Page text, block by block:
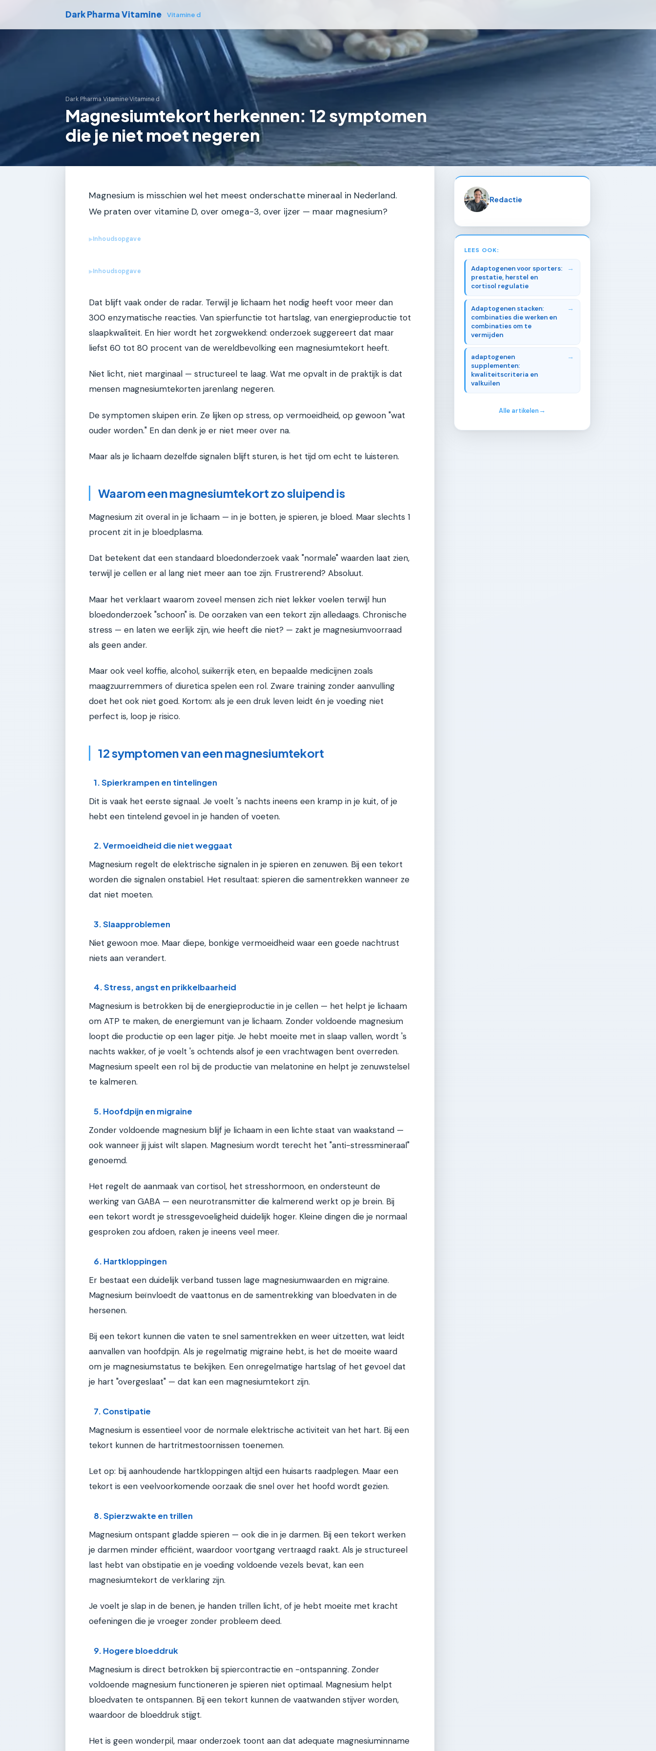
Dark Pharma Vitamine Vitamine d
Dark Pharma Vitamine›Vitamine d
Magnesiumtekort herkennen: 12 symptomen
die je niet moet negeren
Magnesium is misschien wel het meest onderschatte mineraal in Nederland.
We praten over vitamine D, over omega-3, over ijzer — maar magnesium?
▶Inhoudsopgave
▶Inhoudsopgave
Dat blijft vaak onder de radar. Terwijl je lichaam het nodig heeft voor meer dan
300 enzymatische reacties. Van spierfunctie tot hartslag, van energieproductie tot
slaapkwaliteit. En hier wordt het zorgwekkend: onderzoek suggereert dat maar
liefst 60 tot 80 procent van de wereldbevolking een magnesiumtekort heeft.
Niet licht, niet marginaal — structureel te laag. Wat me opvalt in de praktijk is dat
mensen magnesiumtekorten jarenlang negeren.
De symptomen sluipen erin. Ze lijken op stress, op vermoeidheid, op gewoon "wat
ouder worden." En dan denk je er niet meer over na.
Maar als je lichaam dezelfde signalen blijft sturen, is het tijd om echt te luisteren.
Waarom een magnesiumtekort zo sluipend is
Magnesium zit overal in je lichaam — in je botten, je spieren, je bloed. Maar slechts 1
procent zit in je bloedplasma.
Dat betekent dat een standaard bloedonderzoek vaak "normale" waarden laat zien,
terwijl je cellen er al lang niet meer aan toe zijn. Frustrerend? Absoluut.
Maar het verklaart waarom zoveel mensen zich niet lekker voelen terwijl hun
bloedonderzoek "schoon" is. De oorzaken van een tekort zijn alledaags. Chronische
stress — en laten we eerlijk zijn, wie heeft die niet? — zakt je magnesiumvoorraad
als geen ander.
Maar ook veel koffie, alcohol, suikerrijk eten, en bepaalde medicijnen zoals
maagzuurremmers of diuretica spelen een rol. Zware training zonder aanvulling
doet het ook niet goed. Kortom: als je een druk leven leidt én je voeding niet
perfect is, loop je risico.
12 symptomen van een magnesiumtekort
1. Spierkrampen en tintelingen
Dit is vaak het eerste signaal. Je voelt 's nachts ineens een kramp in je kuit, of je
hebt een tintelend gevoel in je handen of voeten.
2. Vermoeidheid die niet weggaat
Magnesium regelt de elektrische signalen in je spieren en zenuwen. Bij een tekort
worden die signalen onstabiel. Het resultaat: spieren die samentrekken wanneer ze
dat niet moeten.
3. Slaapproblemen
Niet gewoon moe. Maar diepe, bonkige vermoeidheid waar een goede nachtrust
niets aan verandert.
4. Stress, angst en prikkelbaarheid
Magnesium is betrokken bij de energieproductie in je cellen — het helpt je lichaam
om ATP te maken, de energiemunt van je lichaam. Zonder voldoende magnesium
loopt die productie op een lager pitje. Je hebt moeite met in slaap vallen, wordt 's
nachts wakker, of je voelt 's ochtends alsof je een vrachtwagen bent overreden.
Magnesium speelt een rol bij de productie van melatonine en helpt je zenuwstelsel
te kalmeren.
5. Hoofdpijn en migraine
Zonder voldoende magnesium blijf je lichaam in een lichte staat van waakstand —
ook wanneer jij juist wilt slapen. Magnesium wordt terecht het "anti-stressmineraal"
genoemd.
Het regelt de aanmaak van cortisol, het stresshormoon, en ondersteunt de
werking van GABA — een neurotransmitter die kalmerend werkt op je brein. Bij
een tekort wordt je stressgevoeligheid duidelijk hoger. Kleine dingen die je normaal
gesproken zou afdoen, raken je ineens veel meer.
6. Hartkloppingen
Er bestaat een duidelijk verband tussen lage magnesiumwaarden en migraine.
Magnesium beïnvloedt de vaattonus en de samentrekking van bloedvaten in de
hersenen.
Bij een tekort kunnen die vaten te snel samentrekken en weer uitzetten, wat leidt
aanvallen van hoofdpijn. Als je regelmatig migraine hebt, is het de moeite waard
om je magnesiumstatus te bekijken. Een onregelmatige hartslag of het gevoel dat
je hart "overgeslaat" — dat kan een magnesiumtekort zijn.
7. Constipatie
Magnesium is essentieel voor de normale elektrische activiteit van het hart. Bij een
tekort kunnen de hartritmestoornissen toenemen.
Let op: bij aanhoudende hartkloppingen altijd een huisarts raadplegen. Maar een
tekort is een veelvoorkomende oorzaak die snel over het hoofd wordt gezien.
8. Spierzwakte en trillen
Magnesium ontspant gladde spieren — ook die in je darmen. Bij een tekort werken
je darmen minder efficiënt, waardoor voortgang vertraagd raakt. Als je structureel
last hebt van obstipatie en je voeding voldoende vezels bevat, kan een
magnesiumtekort de verklaring zijn.
Je voelt je slap in de benen, je handen trillen licht, of je hebt moeite met kracht
oefeningen die je vroeger zonder probleem deed.
9. Hogere bloeddruk
Magnesium is direct betrokken bij spiercontractie en -ontspanning. Zonder
voldoende magnesium functioneren je spieren niet optimaal. Magnesium helpt
bloedvaten te ontspannen. Bij een tekort kunnen de vaatwanden stijver worden,
waardoor de bloeddruk stijgt.
Het is geen wonderpil, maar onderzoek toont aan dat adequate magnesiuminname
Redactie
LEES OOK:
Adaptogenen voor sporters:
prestatie, herstel en
cortisol regulatie
Adaptogenen stacken:
combinaties die werken en
combinaties om te
vermijden
adaptogenen
supplementen:
kwaliteitscriteria en
valkuilen
Alle artikelen